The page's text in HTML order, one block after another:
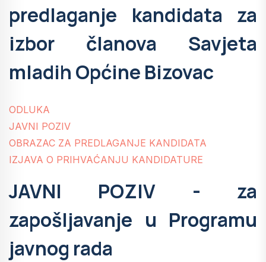
predlaganje kandidata za
izbor članova Savjeta
mladih Općine Bizovac
ODLUKA
JAVNI POZIV
OBRAZAC ZA PREDLAGANJE KANDIDATA
IZJAVA O PRIHVAĆANJU KANDIDATURE
JAVNI POZIV - za
zapošljavanje u Programu
javnog rada